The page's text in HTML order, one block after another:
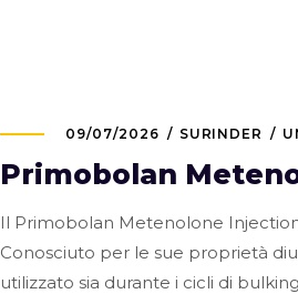
09/07/2026 SURINDER
Primobolan
Il Primobolan Metenolone
Conosciuto per le sue proprietà
utilizzato sia durante i cicli di